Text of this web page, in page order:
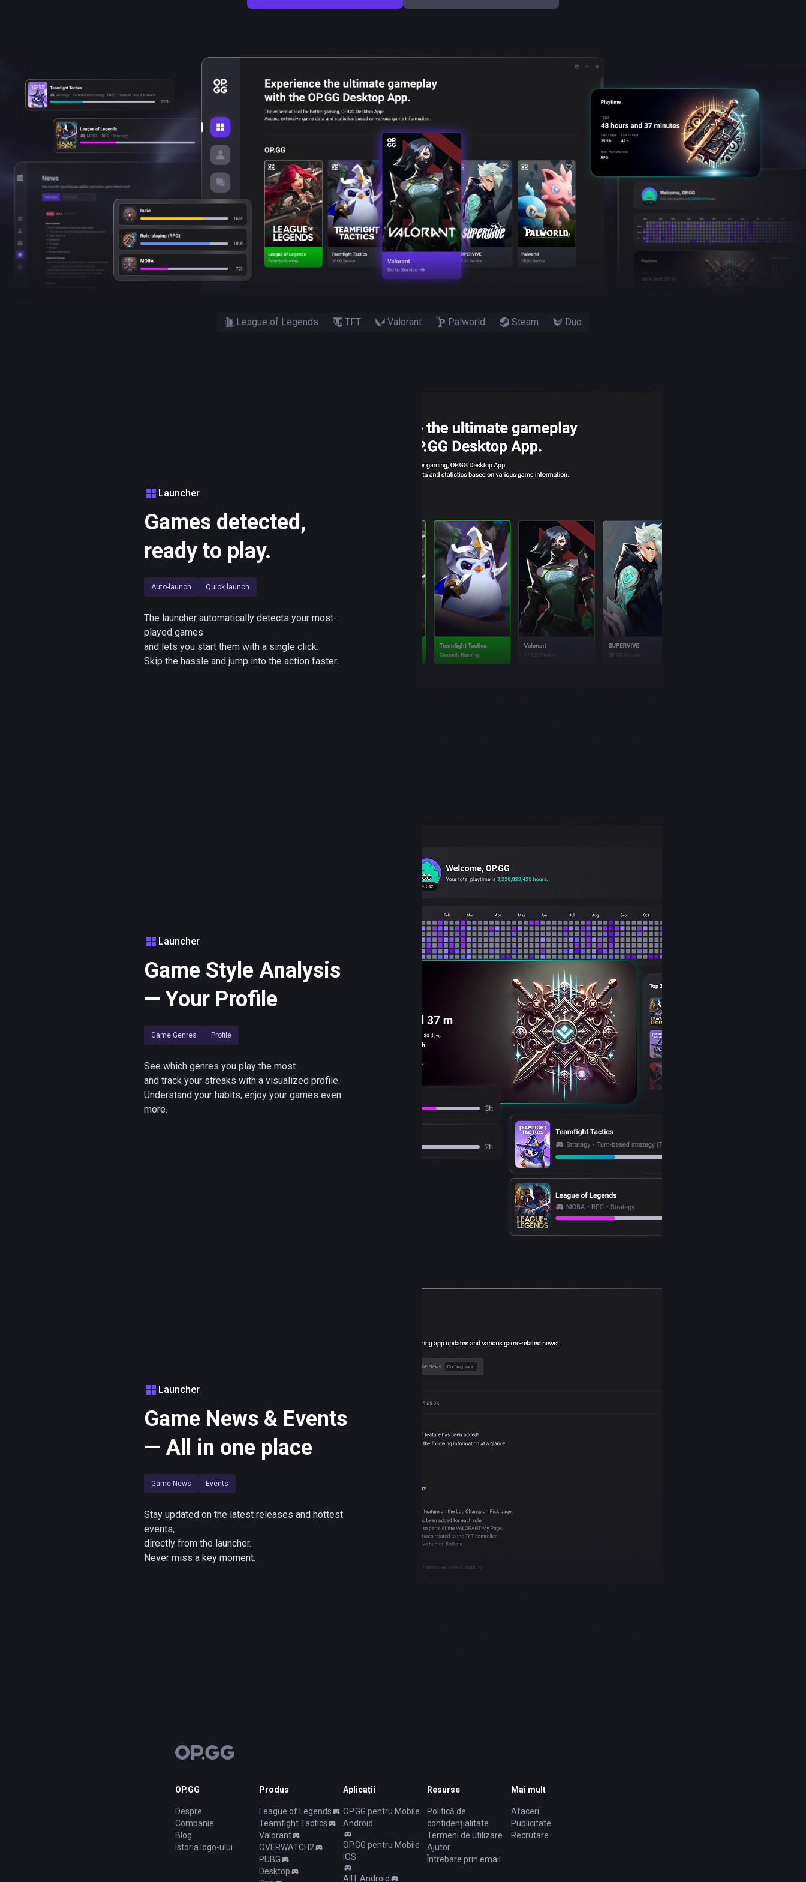
Informații despre utilizarea totemurilor
League of Legends TFT Valorant Palworld Steam Duo
Launcher
Games detected,
ready to play.
Auto-launch Quick launch
The launcher automatically detects your most-
played games
and lets you start them with a single click.
Skip the hassle and jump into the action faster.
Launcher
Game Style Analysis
— Your Profile
Game Genres Profile
See which genres you play the most
and track your streaks with a visualized profile.
Understand your habits, enjoy your games even
more.
Launcher
Game News & Events
— All in one place
Game News Events
Stay updated on the latest releases and hottest
events,
directly from the launcher.
Never miss a key moment.
OP.GG
Despre
Companie
Blog
Istoria logo-ului
Produs
League of Legends
Teamfight Tactics
Valorant
OVERWATCH2
PUBG
Desktop
Aplicații
OP.GG pentru Mobile
Android
OP.GG pentru Mobile
iOS
AllT Android
Resurse
Politică de
confidențialitate
Termeni de utilizare
Ajutor
Întrebare prin email
Mai mult
Afaceri
Publicitate
Recrutare